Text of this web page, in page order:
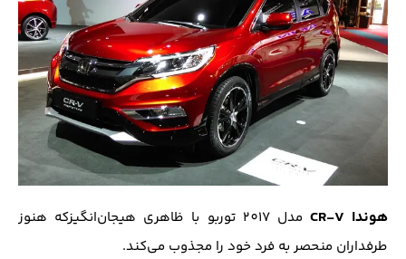
هوندا CR-V
مدل 2017 توربو با ظاهری هیجان‌انگیزکه هنوز
طرفداران منحصر به فرد خود را مجذوب می‌کند.